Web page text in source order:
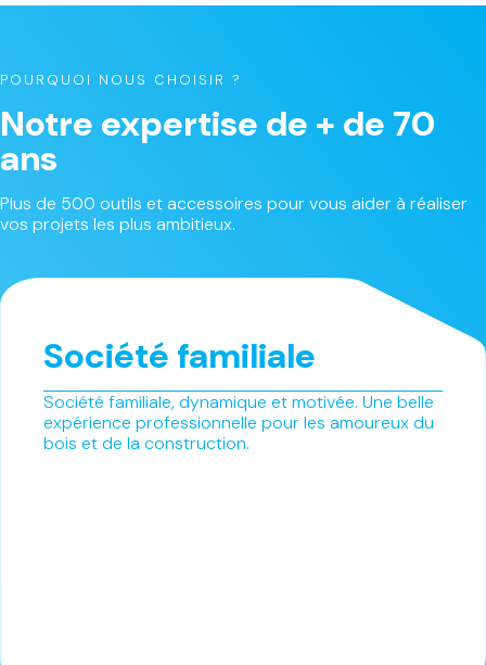
POURQUOI NOUS CHOISIR ?
Notre expertise de + de 70
ans
Plus de 500 outils et accessoires pour vous aider à réaliser
vos projets les plus ambitieux.
Société familiale
Société familiale, dynamique et motivée. Une belle
expérience professionnelle pour les amoureux du
bois et de la construction.